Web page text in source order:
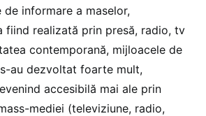
de informare a maselor,
fiind realizată prin presă, radio, tv
contemporană, mijloacele de
au dezvoltat foarte mult,
accesibilă mai ale prin
mediei (televiziune, radio,